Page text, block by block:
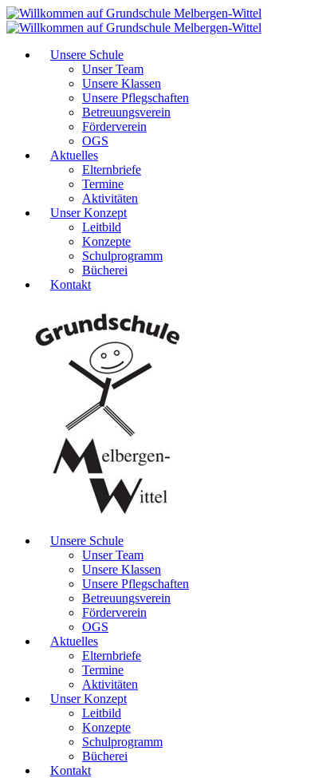
Unsere Schule
Unser Team
Unsere Klassen
Unsere Pflegschaften
Betreuungsverein
Förderverein
OGS
Aktuelles
Elternbriefe
Termine
Aktivitäten
Unser Konzept
Leitbild
Konzepte
Schulprogramm
Bücherei
Kontakt
Unsere Schule
Unser Team
Unsere Klassen
Unsere Pflegschaften
Betreuungsverein
Förderverein
OGS
Aktuelles
Elternbriefe
Termine
Aktivitäten
Unser Konzept
Leitbild
Konzepte
Schulprogramm
Bücherei
Kontakt